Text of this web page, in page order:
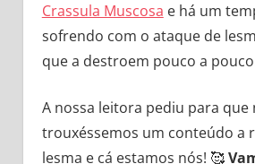
Crassula Muscosa e há um
sofrendo com o ataque de
que a destroem pouco a
A nossa leitora pediu para que
trouxéssemos um conteúdo a
lesma e cá estamos nós! 🥰